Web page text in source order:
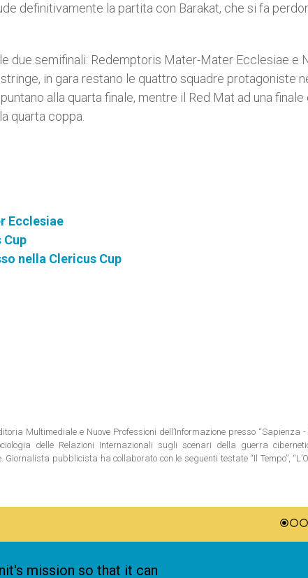
definitivamente la partita con Barakat, che si fa
due semifinali: Redemptoris Mater-Mater Ecclesiae e
in gara restano le quattro squadre protagoniste
alla quarta finale, mentre il Red Mat ad una finale
quarta coppa.
Ecclesiae
Cup
nella Clericus Cup
Multimediale e Nuove Professioni dell’Informazione presso “Sapienza
delle Relazioni Internazionali sugli scenari della guerra
pubblicista ha collaborato con le seguenti testate “Il Tempo”,